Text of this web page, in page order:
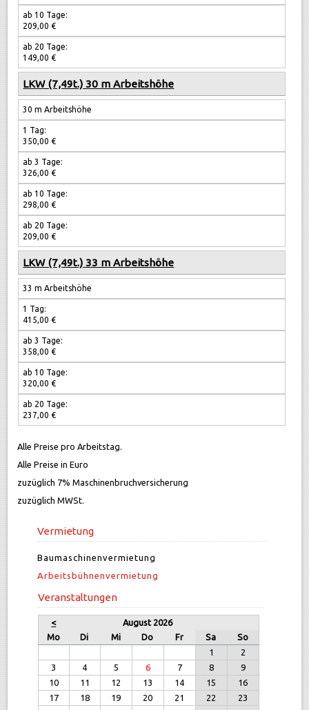
ab 10 Tage:
209,00 €
ab 20 Tage:
149,00 €
LKW (7,49t.) 30 m Arbeitshöhe
30 m Arbeitshöhe
1 Tag:
350,00 €
ab 3 Tage:
326,00 €
ab 10 Tage:
298,00 €
ab 20 Tage:
209,00 €
LKW (7,49t.) 33 m Arbeitshöhe
33 m Arbeitshöhe
1 Tag:
415,00 €
ab 3 Tage:
358,00 €
ab 10 Tage:
320,00 €
ab 20 Tage:
237,00 €
Alle Preise pro Arbeitstag.
Alle Preise in Euro
zuzüglich 7% Maschinenbruchversicherung
zuzüglich MWSt.
Vermietung
Baumaschinenvermietung
Arbeitsbühnenvermietung
Veranstaltungen
<
August 2026
Mo
Di Mi Do Fr Sa
So
1
2
3
4 5 6 7 8
9
10
11 12 13 14 15
16
17
18 19 20 21 22
23